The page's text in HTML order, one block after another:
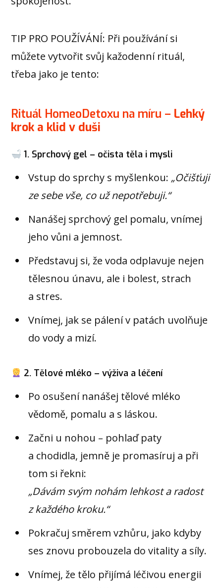
TIP PRO POUŽÍVÁNÍ: Při používání si
můžete vytvořit svůj kažodenní rituál,
třeba jako je tento:
Rituál HomeoDetoxu na míru – Lehký
krok a klid v duši
1. Sprchový gel – očista těla i mysli
Vstup do sprchy s myšlenkou: „Očišťuji
ze sebe vše, co už nepotřebuji.“
Nanášej sprchový gel pomalu, vnímej
jeho vůni a jemnost.
Představuj si, že voda odplavuje nejen
tělesnou únavu, ale i bolest, strach
a stres.
Vnímej, jak se pálení v patách uvolňuje
do vody a mizí.
2. Tělové mléko – výživa a léčení
Po osušení nanášej tělové mléko
vědomě, pomalu a s láskou.
Začni u nohou – pohlaď paty
a chodidla, jemně je promasíruj a při
tom si řekni:
„Dávám svým nohám lehkost a radost
z každého kroku.“
Pokračuj směrem vzhůru, jako kdyby
ses znovu probouzela do vitality a síly.
Vnímej, že tělo přijímá léčivou energii